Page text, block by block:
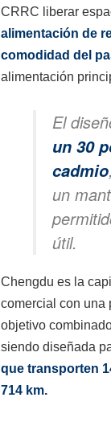
CRRC liberar
alimentación de
comodidad del
alimentación
El
un 30
cadmio
un
útil.
Chengdu es la
comercial con una
objetivo
siendo diseñada
que transporten
714 km.